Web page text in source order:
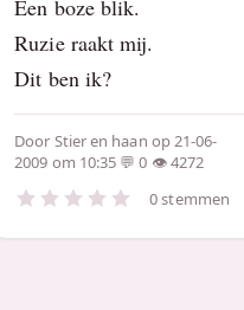
Een boze blik.
Ruzie raakt mij.
Dit ben ik?
Door Stier en haan op 21-06-
2009 om 10:35
0
4272
0 stemmen